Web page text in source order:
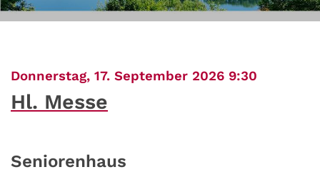
Donnerstag, 17. September 2026 9:30
Hl. Messe
Seniorenhaus